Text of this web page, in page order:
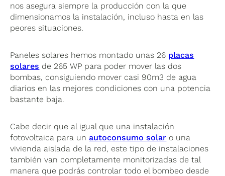
nos asegura siempre la producción con la que
dimensionamos la instalación, incluso hasta en las
peores situaciones.
Paneles solares hemos montado unas 26 placas
solares de 265 WP para poder mover las dos
bombas, consiguiendo mover casi 90m3 de agua
diarios en las mejores condiciones con una potencia
bastante baja.
Cabe decir que al igual que una instalación
fotovoltaica para un autoconsumo solar o una
vivienda aislada de la red, este tipo de instalaciones
también van completamente monitorizadas de tal
manera que podrás controlar todo el bombeo desde